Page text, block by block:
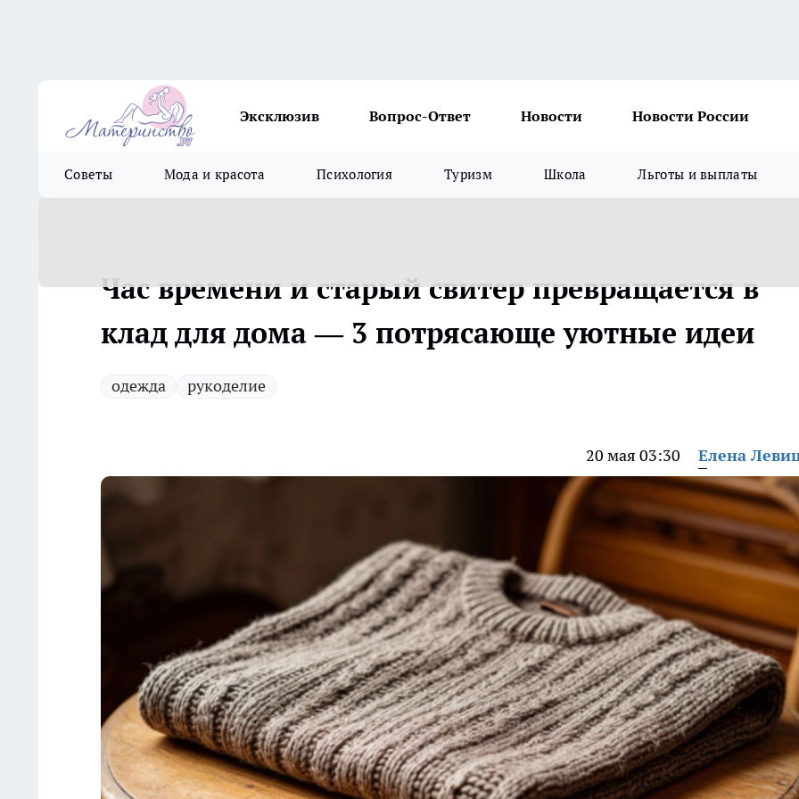
Эксклюзив Вопрос-Ответ Новости Новости России
Советы Мода и красота Психология Туризм Школа Льготы и выплаты
Час времени и старый свитер превращается в
клад для дома — 3 потрясающе уютные идеи
одежда рукоделие
20 мая 03:30 Елена